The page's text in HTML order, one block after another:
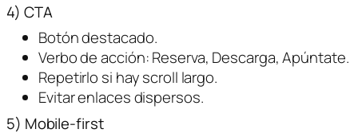
4) CTA
Botón destacado.
Verbo de acción:Reserva, Descarga, Apúntate.
Repetirlo si hay scroll largo.
Evitar enlaces dispersos.
5) Mobile-first